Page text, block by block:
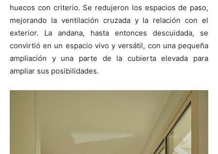
huecos con criterio. Se redujeron los espacios de paso,
mejorando la ventilación cruzada y la relación con el
exterior. La andana, hasta entonces descuidada, se
convirtió en un espacio vivo y versátil, con una pequeña
ampliación y una parte de la cubierta elevada para
ampliar sus posibilidades.